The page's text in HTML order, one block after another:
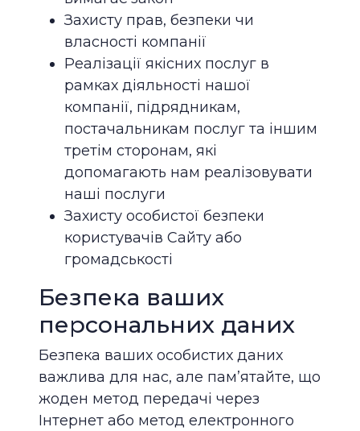
Захисту прав, безпеки чи
власності компанії
Реалізації якісних послуг в
рамках діяльності нашої
компанії, підрядникам,
постачальникам послуг та іншим
третім сторонам, які
допомагають нам реалізовувати
наші послуги
Захисту особистої безпеки
користувачів Сайту або
громадськості
Безпека ваших
персональних даних
Безпека ваших особистих даних
важлива для нас, але пам’ятайте, що
жоден метод передачі через
Інтернет або метод електронного